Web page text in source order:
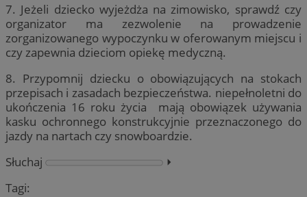
7. Jeżeli dziecko wyjeżdża na zimowisko, sprawdź czy
organizator ma zezwolenie na prowadzenie
zorganizowanego wypoczynku w oferowanym miejscu i
czy zapewnia dzieciom opiekę medyczną.
8. Przypomnij dziecku o obowiązujących na stokach
przepisach i zasadach bezpieczeństwa. niepełnoletni do
ukończenia 16 roku życia mają obowiązek używania
kasku ochronnego konstrukcyjnie przeznaczonego do
jazdy na nartach czy snowboardzie.
Słuchaj
⏵︎
Tagi: